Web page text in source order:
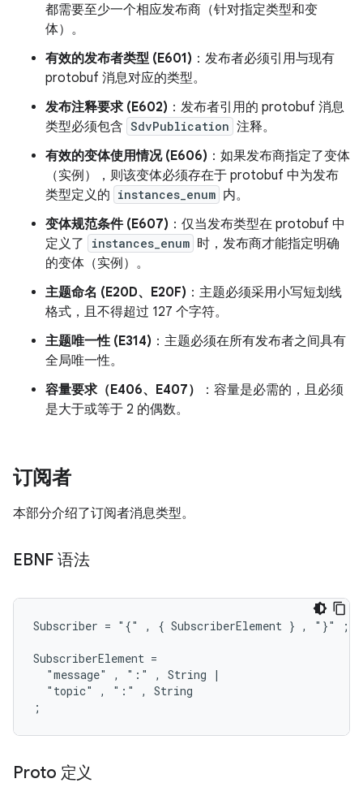
都需要至少一个相应发布商（针对指定类型和变
体）。
有效的发布者类型 (E601) ：发布者必须引用与现有
protobuf 消息对应的类型。
发布注释要求 (E602) ：发布者引用的 protobuf 消息
类型必须包含 SdvPublication 注释。
有效的变体使用情况 (E606) ：如果发布商指定了变体
（实例），则该变体必须存在于 protobuf 中为发布
类型定义的 instances_enum 内。
变体规范条件 (E607) ：仅当发布类型在 protobuf 中
定义了
instances_enum 时，发布商才能指定明确
的变体（实例）。
主题命名 (E20D、E20F) ：主题必须采用小写短划线
格式，且不得超过 127 个字符。
主题唯一性 (E314) ：主题必须在所有发布者之间具有
全局唯一性。
容量要求（E406、E407）
：容量是必需的，且必须
是大于或等于 2 的偶数。
订阅者
本部分介绍了订阅者消息类型。
EBNF 语法
Subscriber = "{" , { SubscriberElement } , "}" ;
SubscriberElement =
  "message" , ":" , String |
  "topic" , ":" , String
Proto 定义